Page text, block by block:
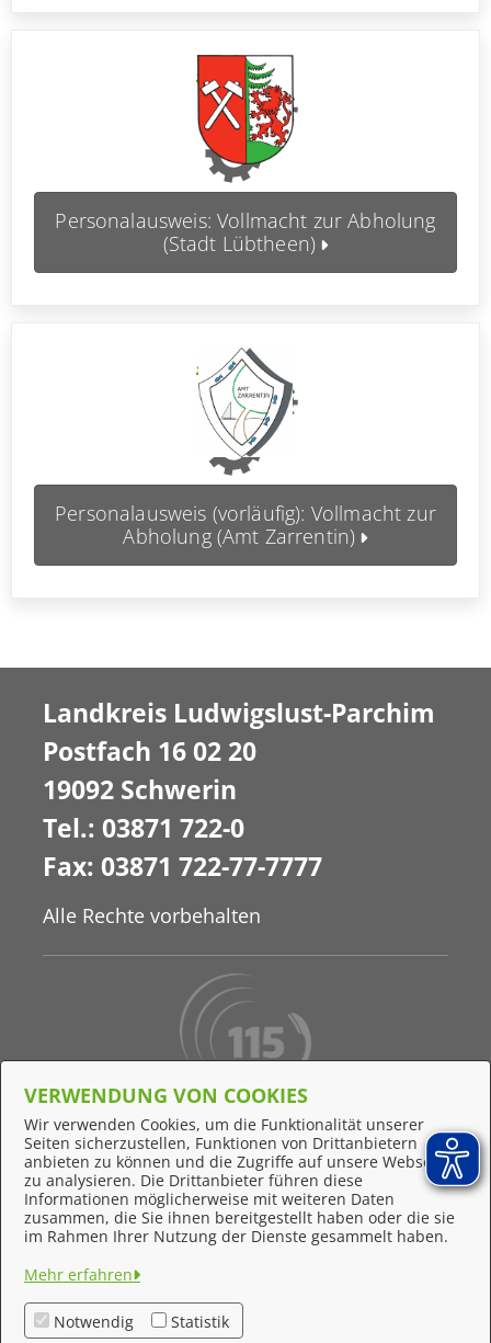
Personalausweis: Vollmacht zur Abholung
(Stadt Lübtheen)
Personalausweis (vorläufig): Vollmacht zur
Abholung (Amt Zarrentin)
Behördennummer 115
Online-Support
Landkreis Ludwigslust-Parchim
Postfach 16 02 20
19092 Schwerin
Tel.: 03871 722-0
Fax: 03871 722-77-7777
Alle Rechte vorbehalten
Feedback
Impressum
Datenschutzerklärung
VERWENDUNG VON COOKIES
Wir verwenden Cookies, um die Funktionalität unserer
Seiten sicherzustellen, Funktionen von Drittanbietern
anbieten zu können und die Zugriffe auf unsere Webseite
zu analysieren. Die Drittanbieter führen diese
Informationen möglicherweise mit weiteren Daten
zusammen, die Sie ihnen bereitgestellt haben oder die sie
im Rahmen Ihrer Nutzung der Dienste gesammelt haben.
Mehr erfahren
Notwendig Statistik